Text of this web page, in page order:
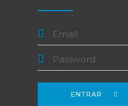
ENTRAR